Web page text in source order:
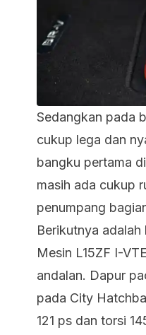
Sedangkan pada
cukup lega dan
bangku pertama
masih ada cukup
penumpang
Berikutnya
Mesin L15ZF I-
andalan. Dapur
pada City
121 ps dan torsi